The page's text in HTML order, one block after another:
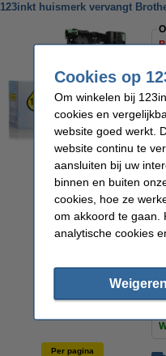
123inkt huismerk vervangt
vergroten
Per pagina
Cookies op
Om winkelen bij
cookies en
website goed werkt.
website continu te
aansluiten bij uw
binnen en buiten
cookies, hoe ze
om akkoord te gaan.
analytische cookies
Weigeren